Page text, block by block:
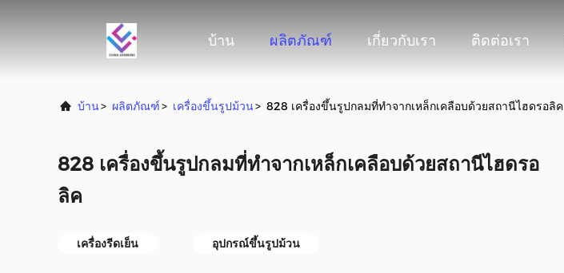
บ้าน ผลิตภัณฑ์ เกี่ยวกับเรา ติดต่อเรา
บ้าน> ผลิตภัณฑ์> เครื่องขึ้นรูปม้วน> 828 เครื่องขึ้นรูปกลมที่ทำจากเหล็กเคลือบด้วยสถานีไฮดรอลิค
828 เครื่องขึ้นรูปกลมที่ทำจากเหล็กเคลือบด้วยสถานีไฮดรอ
ลิค
เครื่องรีดเย็น อุปกรณ์ขึ้นรูปม้วน